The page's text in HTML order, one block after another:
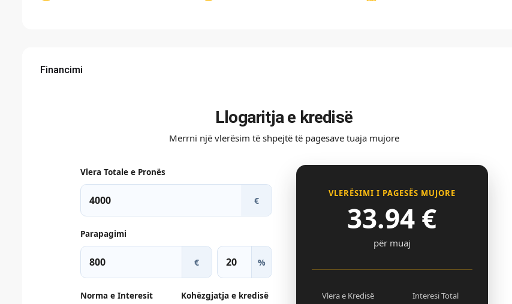
Financimi
Llogaritja e kredisë
Merrni një vlerësim të shpejtë të pagesave tuaja mujore
Vlera Totale e Pronës
€
Parapagimi
€ %
Norma e Interesit Kohëzgjatja e kredisë
VLERËSIMI I PAGESËS MUJORE
33.94 €
për muaj
Vlera e Kredisë Interesi Total